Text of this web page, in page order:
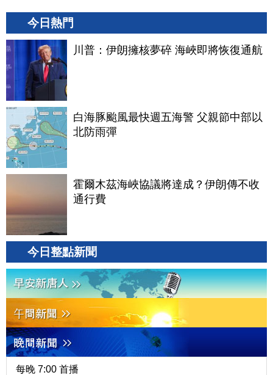
今日熱門
川普：伊朗擁核夢碎 海峽即將恢復通航
白海豚颱風最快週五海警 父親節中部以
北防雨彈
霍爾木茲海峽協議將達成？伊朗傳不收
通行費
今日整點新聞
每晚 7:00 首播